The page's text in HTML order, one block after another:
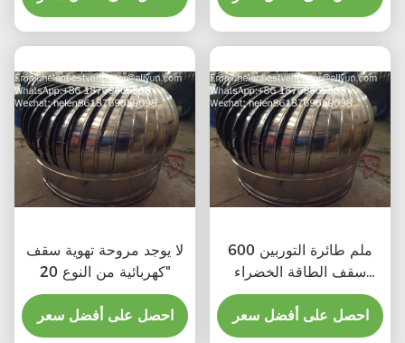
لا يوجد مروحة تهوية سقف
كهربائية من النوع 20"
احصل على أفضل سعر
600 ملم طائرة التوربين
سقف الطاقة الخضراء
مروحة الصرف الصحي
احصل على أفضل سعر